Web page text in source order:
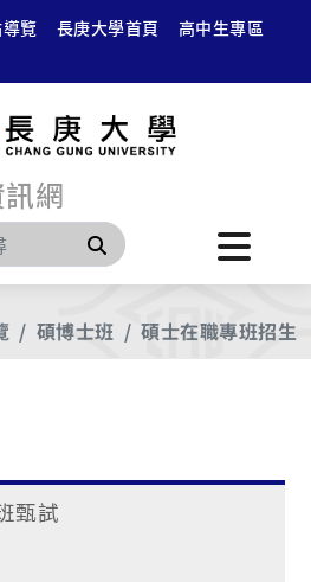
覽 長庚大學首頁
高中生專區
網
搜尋
碩博士班 碩士在職專班招生
甄試